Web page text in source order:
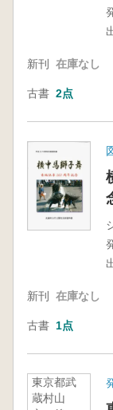
新刊 在庫なし
古書 2点
新刊 在庫なし
古書 1点
東京都武
蔵村山